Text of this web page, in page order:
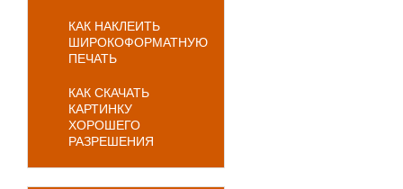
КАК НАКЛЕИТЬ
ШИРОКОФОРМАТНУЮ
ПЕЧАТЬ
КАК СКАЧАТЬ
КАРТИНКУ
ХОРОШЕГО
РАЗРЕШЕНИЯ